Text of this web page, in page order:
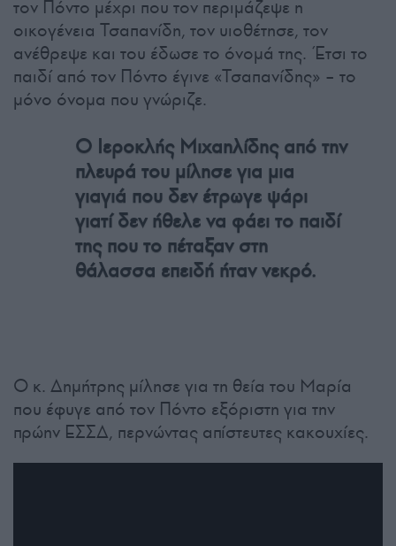
τον Πόντο μέχρι που τον περιμάζεψε η
οικογένεια Τσαπανίδη, τον υιοθέτησε, τον
ανέθρεψε και του έδωσε το όνομά της. Έτσι το
παιδί από τον Πόντο έγινε «Τσαπανίδης» – το
μόνο όνομα που γνώριζε.
Ο Ιεροκλής Μιχαηλίδης από την
πλευρά του μίλησε για μια
γιαγιά που δεν έτρωγε ψάρι
γιατί δεν ήθελε να φάει το παιδί
της που το πέταξαν στη
θάλασσα επειδή ήταν νεκρό.
Ο κ. Δημήτρης μίλησε για τη θεία του Μαρία
που έφυγε από τον Πόντο εξόριστη για την
πρώην ΕΣΣΔ, περνώντας απίστευτες κακουχίες.